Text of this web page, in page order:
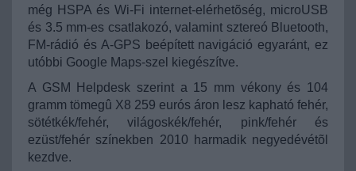
még HSPA és Wi-Fi internet-elérhetõség, microUSB
és 3.5 mm-es csatlakozó, valamint sztereó Bluetooth,
FM-rádió és A-GPS beépített navigáció egyaránt, ez
utóbbi Google Maps-szel kiegészítve.
A GSM Helpdesk szerint a 15 mm vékony és 104
gramm tömegû X8 259 eurós áron lesz kapható fehér,
sötétkék/fehér, világoskék/fehér, pink/fehér és
ezüst/fehér színekben 2010 harmadik negyedévétõl
kezdve.